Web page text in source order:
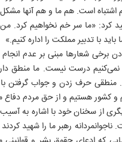
است. هم ما و هم آنها مشکل
کرد: «ما سر خم نخواهیم کرد.
با تدبیر مملکت را اداره کنیم.»
برخی شعارها مبنی بر عدم
درست نیست. ما منطق
منطقی حرف زدن و جواب گرفتن
کشور هستیم و از حق مردم دفاع
از سخنان خود با اشاره به
ناجوانمردانه رهبر ما را شهید